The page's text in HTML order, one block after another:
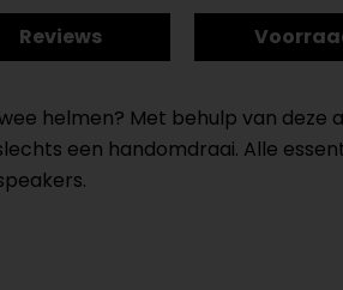
Reviews
helmen? Met behulp van deze
een handomdraai. Alle